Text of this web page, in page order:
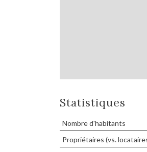
Statistiques
Nombre d'habitants
Propriétaires (vs.